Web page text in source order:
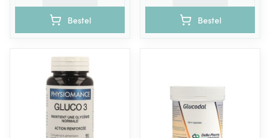
Bestel Bestel